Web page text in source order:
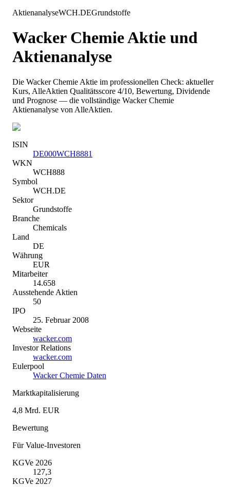
AktienanalyseWCH.DEGrundstoffe
Wacker ChemieAktie und
Aktienanalyse
Die Wacker Chemie Aktie im professionellen Check: aktueller
Kurs, AlleAktien Qualitätsscore 4/10, Bewertung, Dividende
und Prognose — die vollständige Wacker Chemie
Aktienanalyse von AlleAktien.
ISIN
DE000WCH8881
WKN
WCH888
Symbol
WCH.DE
Sektor
Grundstoffe
Branche
Chemicals
Land
DE
Währung
EUR
Mitarbeiter
14.658
Ausstehende Aktien
50
IPO
25. Februar 2008
Webseite
wacker.com
Investor Relations
wacker.com
Eulerpool
Wacker Chemie Daten
Marktkapitalisierung
4,8 Mrd. EUR
Bewertung
Für Value-Investoren
KGVe 2026
127,3
KGVe 2027